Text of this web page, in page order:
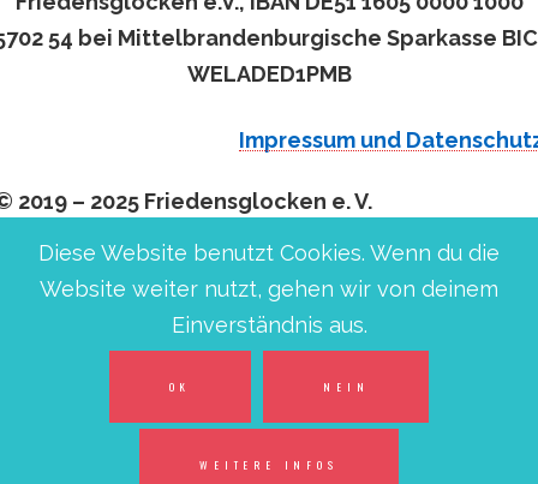
54 bei Mittelbrandenburgische Sparkasse
WELADED1PMB
Impressum und
2019 – 2025 Friedensglocken e. V.
Diese Website benutzt Cookies. Wenn du die
Website weiter nutzt, gehen wir von deinem
Einverständnis aus.
OK NEIN
WEITERE INFOS